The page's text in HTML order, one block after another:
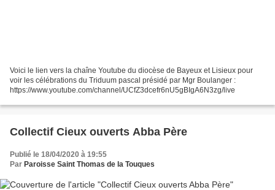
Voici le lien vers la chaîne Youtube du diocèse de Bayeux et Lisieux pour
voir les célébrations du Triduum pascal présidé par Mgr Boulanger :
https://www.youtube.com/channel/UCfZ3dcefr6nU5gBIgA6N3zg/live
Collectif Cieux ouverts Abba Père
Publié le 18/04/2020 à 19:55
Par Paroisse Saint Thomas de la Touques